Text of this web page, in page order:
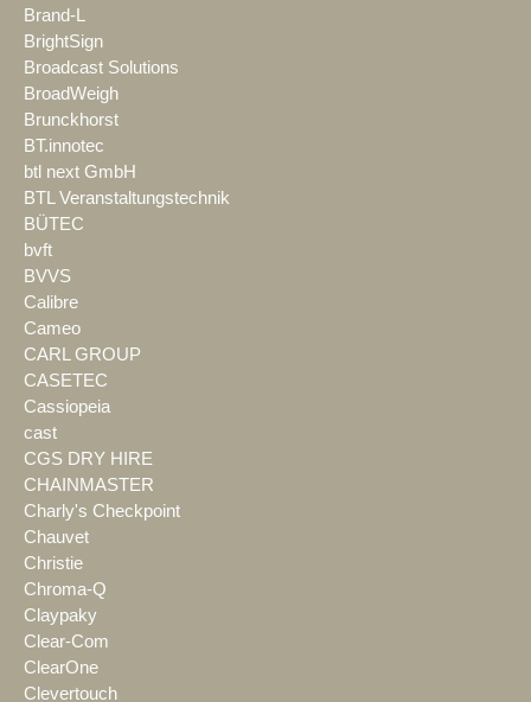
Brand-L
BrightSign
Broadcast Solutions
BroadWeigh
Brunckhorst
BT.innotec
btl next GmbH
BTL Veranstaltungstechnik
BÜTEC
bvft
BVVS
Calibre
Cameo
CARL GROUP
CASETEC
Cassiopeia
cast
CGS DRY HIRE
CHAINMASTER
Charly's Checkpoint
Chauvet
Christie
Chroma-Q
Claypaky
Clear-Com
ClearOne
Clevertouch